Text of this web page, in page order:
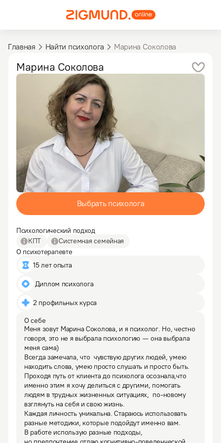
Главная Найти психолога Марина Соколова
Марина Соколова
Выбрать психолога
Психологический подход
КПТ
Системная семейная
О психотерапевте
15 лет опыта
Диплом психолога
2 профильных курса
О себе
Меня зовут Марина Соколова, и я психолог. Но, честно
говоря, это не я выбрала психологию — она выбрала
меня сама)
Всегда замечала, что  чувствую других людей, умею
находить слова, умею просто слушать и просто быть.
Проходя путь от клиента до психолога осознала,что
именно этим я хочу делиться с другими, помогать
людям в трудных жизненных ситуациях,  по-новому
взглянуть на себя и свою жизнь.
Каждая личность уникальна. Стараюсь использовать
разные методики, которые подойдут именно вам.
В работе использую разные подходы,